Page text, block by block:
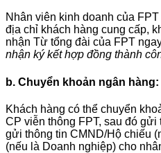
Nhân viên kinh doanh của
địa chỉ khách hàng cung cấp,
nhận Từ tổng đài của FPT
nhận ký kết hợp đồng thành
b. Chuyển khoản ngân hàng:
Khách hàng có thể chuyển
CP viễn thông FPT, sau đó gửi
gửi thông tin CMND/Hộ chiếu
(nếu là Doanh nghiệp) cho